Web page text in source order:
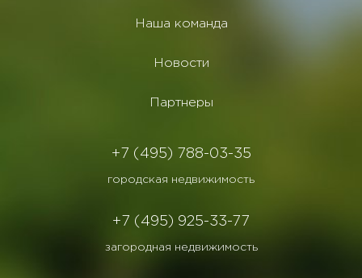
Наша команда
Новости
Партнеры
+7 (495) 788-03-35
городская недвижимость
+7 (495) 925-33-77
загородная недвижимость